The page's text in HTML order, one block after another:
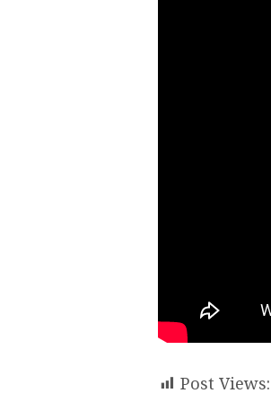
Post Views: